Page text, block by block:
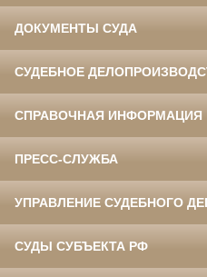
ДОКУМЕНТЫ СУДА
СУДЕБНОЕ
СПРАВОЧНАЯ ИНФОРМАЦИЯ
ПРЕСС-СЛУЖБА
УПРАВЛЕНИЕ СУДЕБНОГО
СУДЫ СУБЪЕКТА РФ